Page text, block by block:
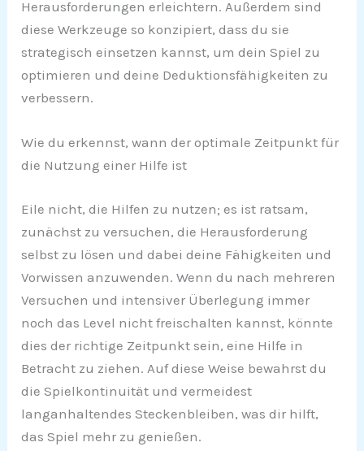
Herausforderungen erleichtern. Außerdem sind
diese Werkzeuge so konzipiert, dass du sie
strategisch einsetzen kannst, um dein Spiel zu
optimieren und deine Deduktionsfähigkeiten zu
verbessern.
Wie du erkennst, wann der optimale Zeitpunkt für
die Nutzung einer Hilfe ist
Eile nicht, die Hilfen zu nutzen; es ist ratsam,
zunächst zu versuchen, die Herausforderung
selbst zu lösen und dabei deine Fähigkeiten und
Vorwissen anzuwenden. Wenn du nach mehreren
Versuchen und intensiver Überlegung immer
noch das Level nicht freischalten kannst, könnte
dies der richtige Zeitpunkt sein, eine Hilfe in
Betracht zu ziehen. Auf diese Weise bewahrst du
die Spielkontinuität und vermeidest
langanhaltendes Steckenbleiben, was dir hilft,
das Spiel mehr zu genießen.